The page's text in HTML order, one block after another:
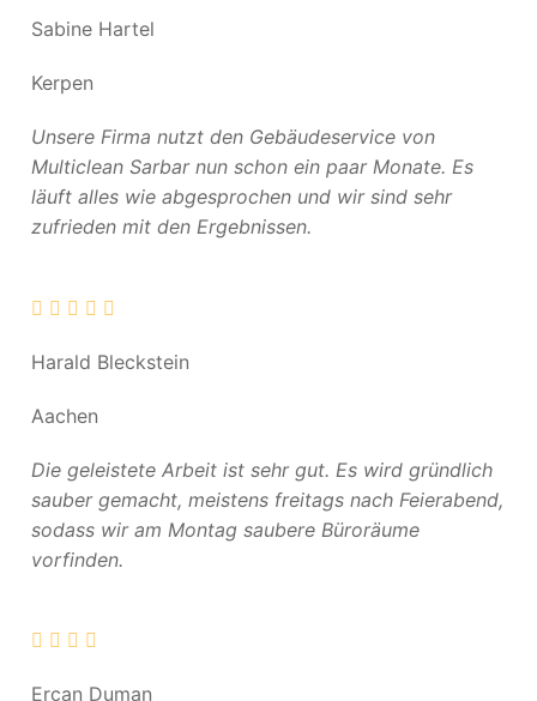
Sabine Hartel
Kerpen
Unsere Firma nutzt den Gebäudeservice von
Multiclean Sarbar nun schon ein paar Monate. Es
läuft alles wie abgesprochen und wir sind sehr
zufrieden mit den Ergebnissen.
Harald Bleckstein
Aachen
Die geleistete Arbeit ist sehr gut. Es wird gründlich
sauber gemacht, meistens freitags nach Feierabend,
sodass wir am Montag saubere Büroräume
vorfinden.
Ercan Duman